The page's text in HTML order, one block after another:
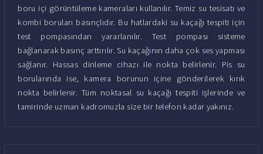
boru içi görüntüleme kameraları kullanılır. Temiz su tesisatı ve
kombi boruları basınçlıdır. Bu hatlardaki su kaçağı tespiti için
test pompasından yararlanılır. Test pompası sisteme
bağlanarak basınç arttırılır. Su kaçağının daha çok ses yapması
sağlanır. Hassas dinleme cihazı ile nokta belirlenir. Pis su
borularında ise, kamera borunun içine gönderilerek kırık
nokta belirlenir. Tüm noktasal su kaçağı tespiti işlerinde ve
tamirinde uzman kadromuzla size bir telefon kadar yakınız.